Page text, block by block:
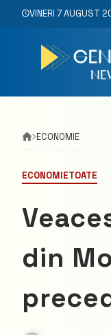
VINERI 7 AUGUST
ÎN DECLIN,
ECONOMIE
ECONOMIETOATE
din